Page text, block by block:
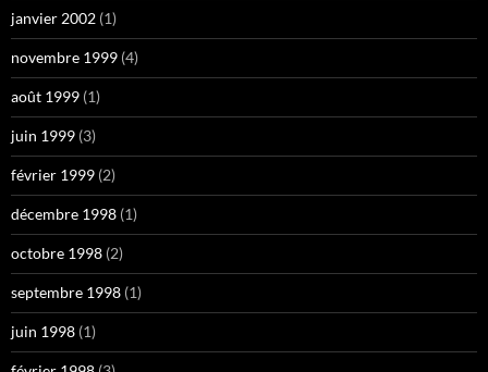
janvier 2002 (1)
novembre 1999 (4)
août 1999 (1)
juin 1999 (3)
février 1999 (2)
décembre 1998 (1)
octobre 1998 (2)
septembre 1998 (1)
juin 1998 (1)